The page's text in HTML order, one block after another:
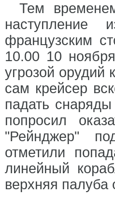
Тем
наступление
французским
10.00 10
угрозой орудий
сам крейсер
падать
попросил
"Рейнджер"
отметили
линейный
верхняя палуба